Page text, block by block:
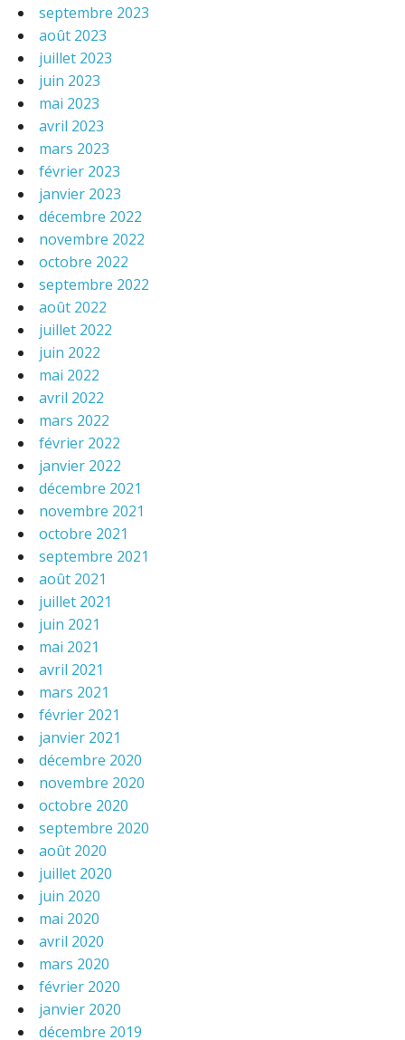
septembre 2023
août 2023
juillet 2023
juin 2023
mai 2023
avril 2023
mars 2023
février 2023
janvier 2023
décembre 2022
novembre 2022
octobre 2022
septembre 2022
août 2022
juillet 2022
juin 2022
mai 2022
avril 2022
mars 2022
février 2022
janvier 2022
décembre 2021
novembre 2021
octobre 2021
septembre 2021
août 2021
juillet 2021
juin 2021
mai 2021
avril 2021
mars 2021
février 2021
janvier 2021
décembre 2020
novembre 2020
octobre 2020
septembre 2020
août 2020
juillet 2020
juin 2020
mai 2020
avril 2020
mars 2020
février 2020
janvier 2020
décembre 2019